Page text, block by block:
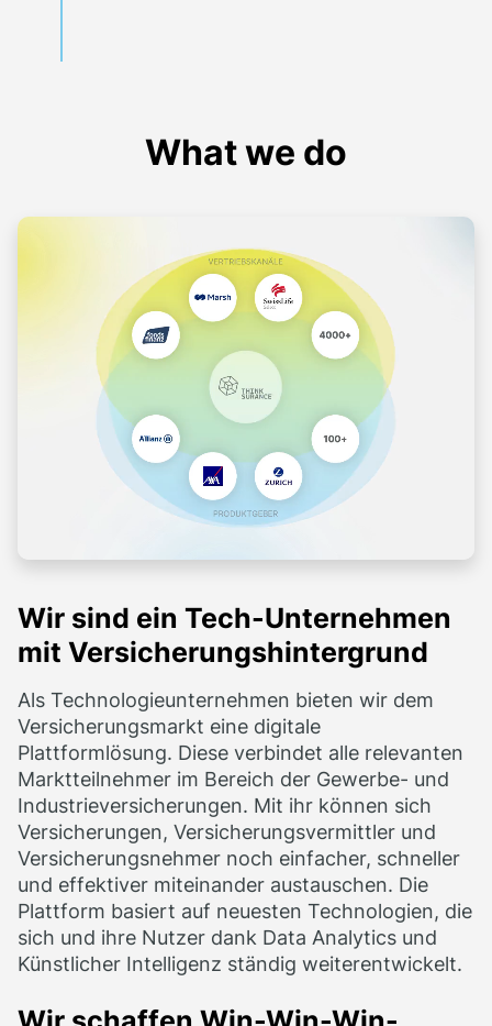
What we do
Wir sind ein Tech-Unternehmen
mit Versicherungs­hintergrund
Als Technologieunternehmen bieten wir dem
Versicherungsmarkt eine digitale
Plattformlösung. Diese verbindet alle relevanten
Marktteilnehmer im Bereich der Gewerbe- und
Industrieversicherungen. Mit ihr können sich
Versicherungen, Versicherungsvermittler und
Versicherungsnehmer noch einfacher, schneller
und effektiver miteinander austauschen. Die
Plattform basiert auf neuesten Technologien, die
sich und ihre Nutzer dank Data Analytics und
Künstlicher Intelligenz ständig weiterentwickelt.